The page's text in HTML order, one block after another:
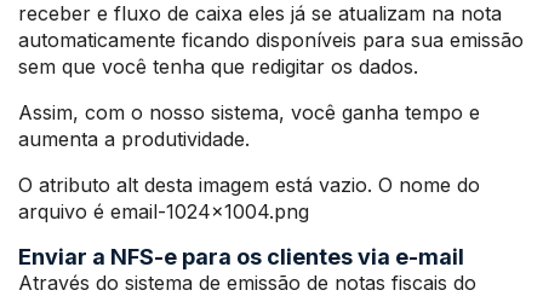
receber e fluxo de caixa eles já se atualizam na nota
automaticamente ficando disponíveis para sua emissão
sem que você tenha que redigitar os dados.
Assim, com o nosso sistema, você ganha tempo e
aumenta a produtividade.
O atributo alt desta imagem está vazio. O nome do
arquivo é email-1024×1004.png
Enviar a NFS-e para os clientes via e-mail
Através do sistema de emissão de notas fiscais do